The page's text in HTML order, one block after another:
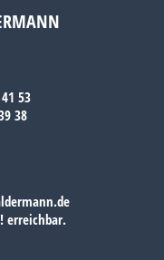
53
38
erreichbar.